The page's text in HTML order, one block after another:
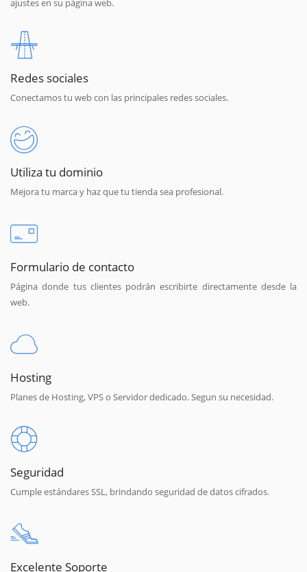
ajustes en su página web.
Redes sociales
Conectamos tu web con las principales redes sociales.
Utiliza tu dominio
Mejora tu marca y haz que tu tienda sea profesional.
Formulario de contacto
Página donde tus clientes podrán escribirte directamente desde la
web.
Hosting
Planes de Hosting, VPS o Servidor dedicado. Segun su necesidad.
Seguridad
Cumple estándares SSL, brindando seguridad de datos cifrados.
Excelente Soporte